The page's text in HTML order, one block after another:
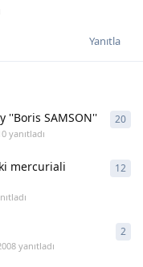
Yanıtla
''Boris SAMSON''
yanıtladı
20
mercuriali
12
yanıtladı
2